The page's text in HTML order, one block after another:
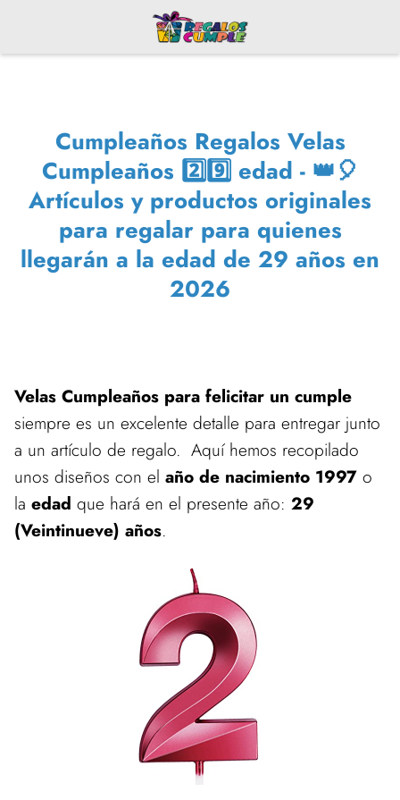
Cumpleaños Regalos Velas
Cumpleaños 2️⃣9️⃣ edad - 👑🎈
Artículos y productos originales
para regalar para quienes
llegarán a la edad de 29 años en
2026
Velas Cumpleaños para felicitar un cumple
siempre es un excelente detalle para entregar junto
a un artículo de regalo. Aquí hemos recopilado
unos diseños con el año de nacimiento 1997 o
la edad que hará en el presente año: 29
(Veintinueve) años.